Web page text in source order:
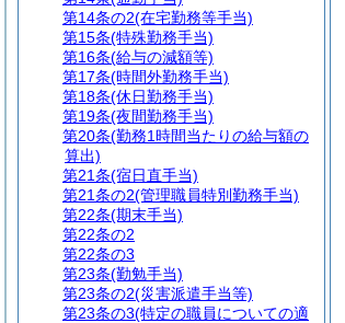
第14条の2(在宅勤務等手当)
第15条(特殊勤務手当)
第16条(給与の減額等)
第17条(時間外勤務手当)
第18条(休日勤務手当)
第19条(夜間勤務手当)
第20条(勤務1時間当たりの給与額の
算出)
第21条(宿日直手当)
第21条の2(管理職員特別勤務手当)
第22条(期末手当)
第22条の2
第22条の3
第23条(勤勉手当)
第23条の2(災害派遣手当等)
第23条の3(特定の職員についての適